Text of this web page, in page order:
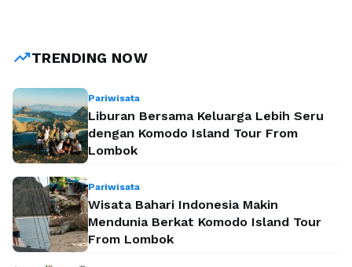
untuk mempersiapkan diri dengan lebih efektif. Platform …
trending_upTRENDING NOW
Pariwisata
Liburan Bersama Keluarga Lebih Seru
dengan Komodo Island Tour From
Lombok
Pariwisata
Wisata Bahari Indonesia Makin
Mendunia Berkat Komodo Island Tour
From Lombok